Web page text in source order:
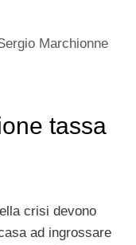
Marchionne
tassa
crisi devono
ad ingrossare